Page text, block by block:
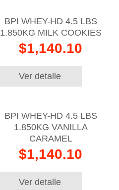
BPI WHEY-HD 4.5 LBS
1.850KG MILK COOKIES
$1,140.10
Ver detalle
BPI WHEY-HD 4.5 LBS
1.850KG VANILLA
CARAMEL
$1,140.10
Ver detalle